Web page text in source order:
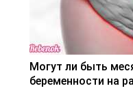
Могут ли быть
беременности на